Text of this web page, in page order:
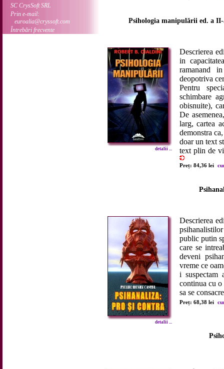
SC CrysSoft SRL
Prin e-mail:
euroalia@cryssoft.com
Întrebări frecvente
Psihologia manipulării ed. a
detalii ...
Descrierea
in
ramanand
deopotriva
Pentru
schimbare
obisnuite),
De
larg, cartea
demonstra
doar un text
text plin de
Preț: 84,36 lei
detalii ...
Descrierea
public putin
care se
deveni
vreme ce
i suspectam
continua cu o
sa se
Preț: 68,38 lei